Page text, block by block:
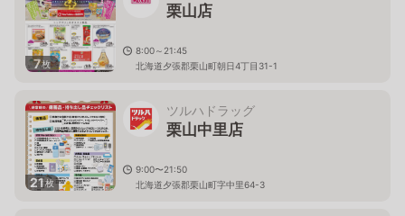
7枚
栗山店
8:00～21:45
北海道夕張郡栗山町朝日4丁目31-1
21枚
ツルハドラッグ
栗山中里店
9:00〜21:50
北海道夕張郡栗山町字中里64-3